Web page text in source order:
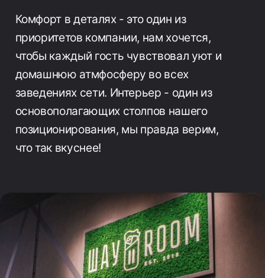
Комфорт в деталях - это один из
приоритетов компании, нам хочется,
чтобы каждый гость чувствовал уют и
домашнюю атмфосферу во всех
заведениях сети. Интерьер - один из
основополагающих столпов нашего
позиционирования, мы правда верим,
что так вкуснее!